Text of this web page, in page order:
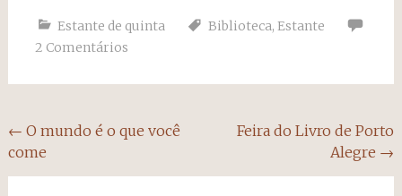
Estante de quinta Biblioteca, Estante
2 Comentários
Navegação
do
← O mundo é o que você
come
Feira do Livro de Porto
Alegre →